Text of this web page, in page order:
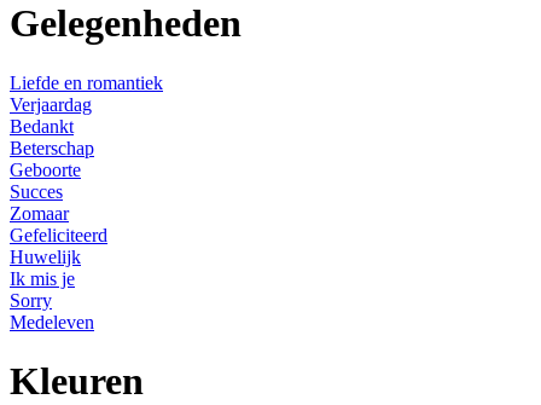
Gelegenheden
Liefde en romantiek
Verjaardag
Bedankt
Beterschap
Geboorte
Succes
Zomaar
Gefeliciteerd
Huwelijk
Ik mis je
Sorry
Medeleven
Kleuren